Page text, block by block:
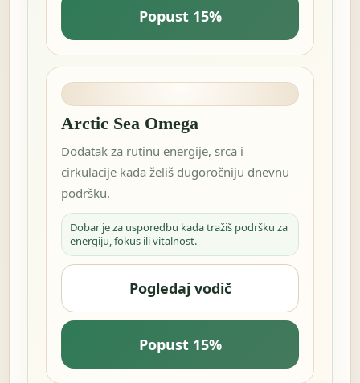
Popust 15%
Arctic Sea Omega
Dodatak za rutinu energije, srca i
cirkulacije kada želiš dugoročniju dnevnu
podršku.
Dobar je za usporedbu kada tražiš podršku za
energiju, fokus ili vitalnost.
Pogledaj vodič
Popust 15%